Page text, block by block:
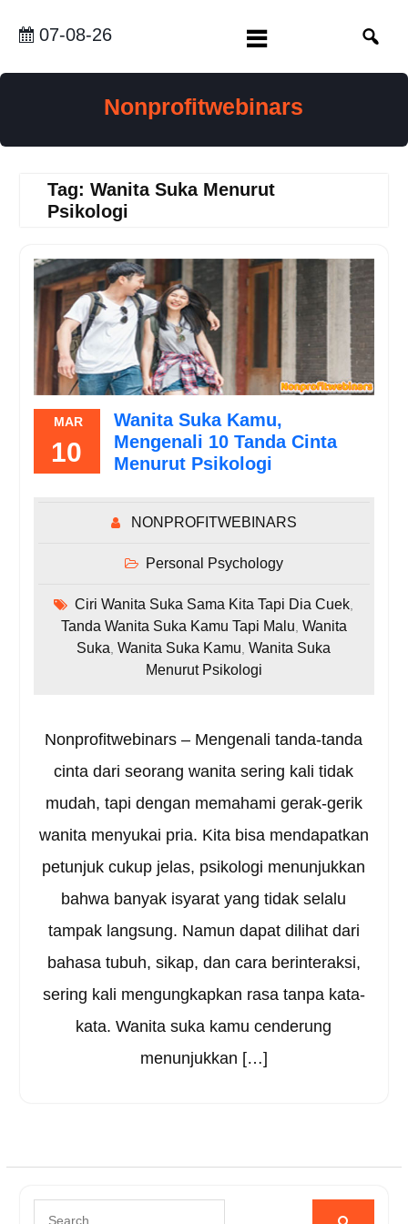
07-08-26
Nonprofitwebinars
Tag: Wanita Suka Menurut
Psikologi
MAR
10
Wanita Suka Kamu,
Mengenali 10 Tanda Cinta
Menurut Psikologi
NONPROFITWEBINARS
Personal Psychology
Ciri Wanita Suka Sama Kita Tapi Dia Cuek,
Tanda Wanita Suka Kamu Tapi Malu, Wanita
Suka,Wanita Suka Kamu,Wanita Suka
Menurut Psikologi
Nonprofitwebinars – Mengenali tanda-tanda
cinta dari seorang wanita sering kali tidak
mudah, tapi dengan memahami gerak-gerik
wanita menyukai pria. Kita bisa mendapatkan
petunjuk cukup jelas, psikologi menunjukkan
bahwa banyak isyarat yang tidak selalu
tampak langsung. Namun dapat dilihat dari
bahasa tubuh, sikap, dan cara berinteraksi,
sering kali mengungkapkan rasa tanpa kata-
kata. Wanita suka kamu cenderung
menunjukkan […]